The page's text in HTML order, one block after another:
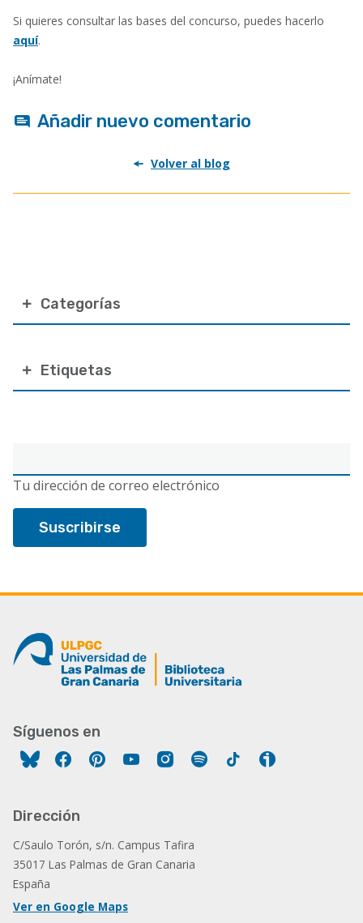
electrónico
Tu dirección de correo electrónico
Categorías
Etiquetas
Si quieres consultar las bases del concurso, puedes hacerlo
aquí.
¡Anímate!
Añadir nuevo comentario
Volver al blog
Síguenos en
FacebookPinterestYouTubeInstagram
Spotify Tiktok
Dirección
C/Saulo Torón, s/n. Campus Tafira
35017 Las Palmas de Gran Canaria
España
Ver en Google Maps